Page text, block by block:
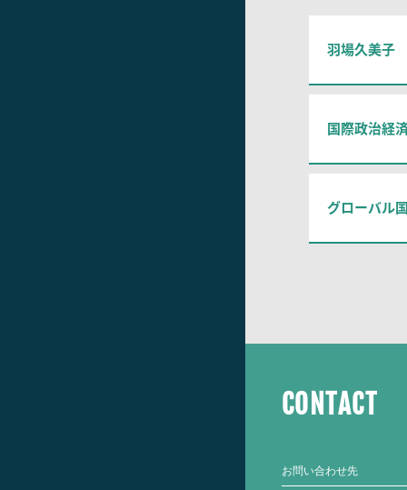
羽場久美子
国際政治経
グローバル
CONTACT
お問い合わせ先